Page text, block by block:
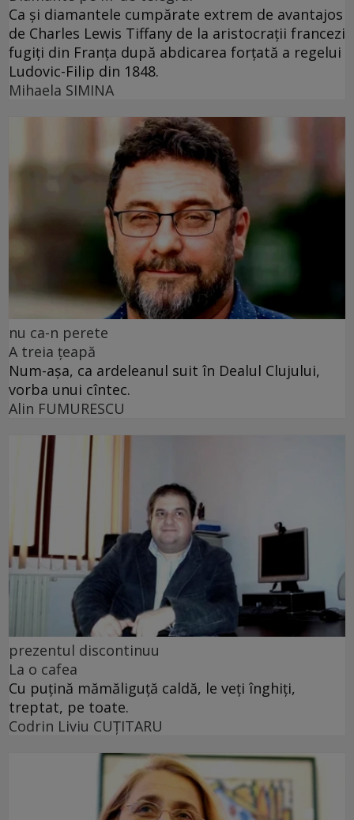
Ca și diamantele cumpărate extrem de avantajos
de Charles Lewis Tiffany de la aristocrații francezi
fugiți din Franța după abdicarea forțată a regelui
Ludovic-Filip din 1848.
Mihaela SIMINA
nu ca-n perete
A treia țeapă
Num-așa, ca ardeleanul suit în Dealul Clujului,
vorba unui cîntec.
Alin FUMURESCU
prezentul discontinuu
La o cafea
Cu puţină mămăliguţă caldă, le veţi înghiţi,
treptat, pe toate.
Codrin Liviu CUŢITARU